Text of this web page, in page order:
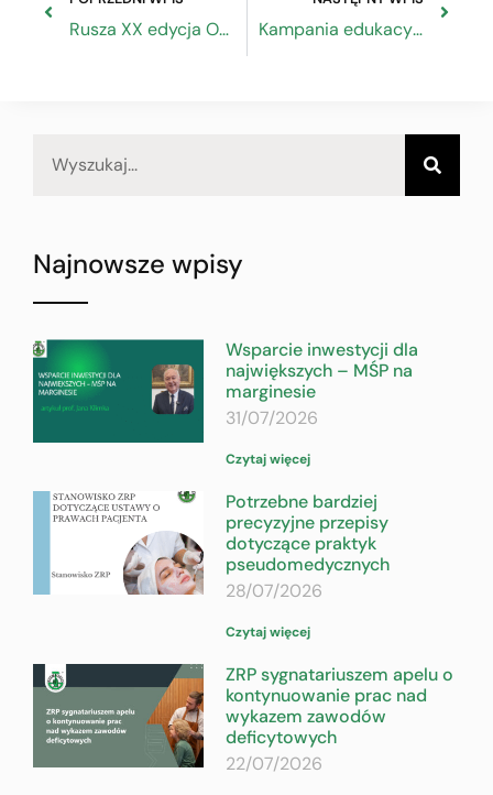
Rusza XX edycja Ogólnopolskiego Konkursu wiedzy o zasadach BHP „Bezpiecznie od startu” Kampania edukacyjna Ministerstwa Zdrowia
Najnowsze wpisy
Wsparcie inwestycji dla
największych – MŚP na
marginesie
31/07/2026
Czytaj więcej
Potrzebne bardziej
precyzyjne przepisy
dotyczące praktyk
pseudomedycznych
28/07/2026
Czytaj więcej
ZRP sygnatariuszem apelu o
kontynuowanie prac nad
wykazem zawodów
deficytowych
22/07/2026